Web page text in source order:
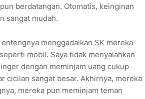
berdatangan. Otomatis, keinginan
sangat mudah.
menggadaikan SK mereka
mobil. Saya tidak menyalahkan
dengan meminjam uang cukup
cicilan sangat besar. Akhirnya, mereka
mereka pun meminjam teman